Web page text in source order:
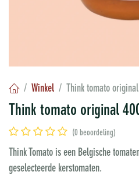
Winkel Think tomato
Think tomato original
(0 beoordeling)
Think Tomato is een Belgische
geselecteerde kerstomaten.